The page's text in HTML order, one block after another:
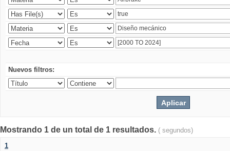
Nuevos filtros:
Mostrando 1 de un total de 1 resultados. ( segundos)
1